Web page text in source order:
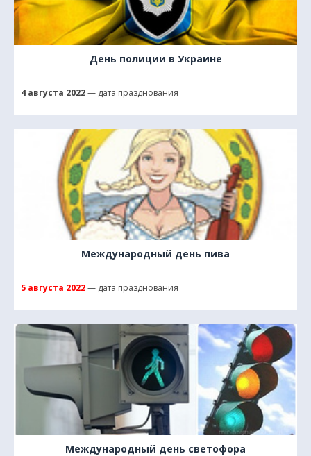
День полиции в Украине
4 августа 2022— дата празднования
Международный день пива
5 августа 2022— дата празднования
Международный день светофора